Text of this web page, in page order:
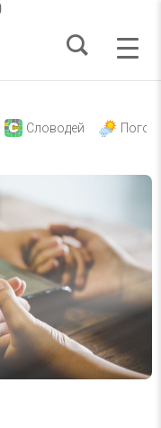
Словодей